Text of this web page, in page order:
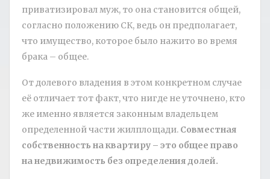
приватизировал муж, то она становится общей,
согласно положению СК, ведь он предполагает,
что имущество, которое было нажито во время
брака – общее.
От долевого владения в этом конкретном случае
её отличает тот факт, что нигде не уточнено, кто
же именно является законным владельцем
определенной части жилплощади. Совместная
собственность на квартиру – это общее право
на недвижимость без определения долей.